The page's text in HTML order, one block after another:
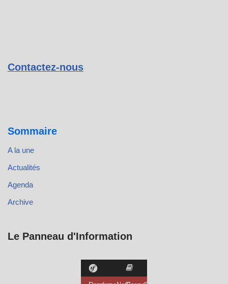
Contactez-nous
Sommaire
A la une
Actualités
Agenda
Archive
Le Panneau d'Information